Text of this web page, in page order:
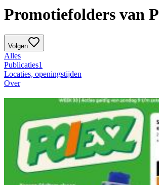
Promotiefolders van
Volgen
Alles
Publicaties1
Locaties, openingstijden
Over